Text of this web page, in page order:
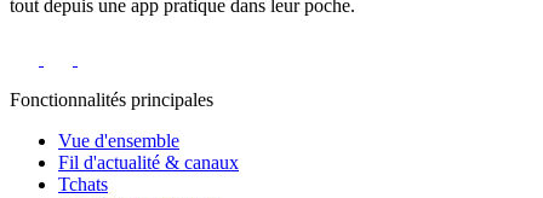
tout depuis une app pratique dans leur poche.
Fonctionnalités principales
Vue d'ensemble
Fil d'actualité & canaux
Tchats